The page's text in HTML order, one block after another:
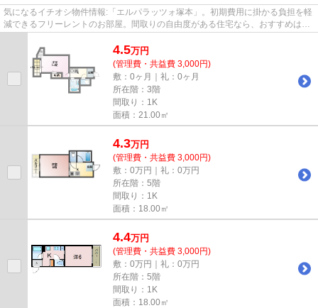
気になるイチオシ物件情報:「エルパラッツォ塚本」。初期費用に掛かる負担を軽
減できるフリーレントのお部屋。間取りの自由度がある住宅なら、おすすめはRC
4.5万円
(管理費・共益費 3,000円)
敷：0ヶ月｜礼：0ヶ月
所在階：3階
間取り：1K
面積：21.00㎡
4.3万円
(管理費・共益費 3,000円)
敷：0万円｜礼：0万円
所在階：5階
間取り：1K
面積：18.00㎡
4.4万円
(管理費・共益費 3,000円)
敷：0万円｜礼：0万円
所在階：5階
間取り：1K
面積：18.00㎡